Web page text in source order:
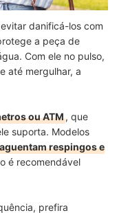
danificá-los com
a peça de
Com ele no pulso,
até mergulhar, a
ou ATM, que
suporta. Modelos
respingos e
é recomendável
prefira